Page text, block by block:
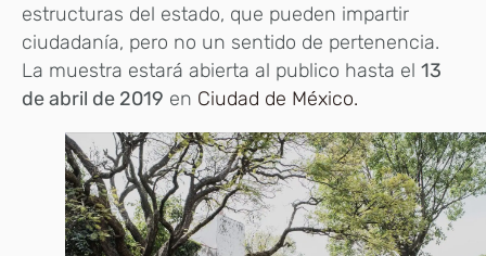
estructuras del estado, que pueden impartir
ciudadanía, pero no un sentido de pertenencia.
La muestra estará abierta al publico hasta el 13
de abril de 2019 en Ciudad de México.